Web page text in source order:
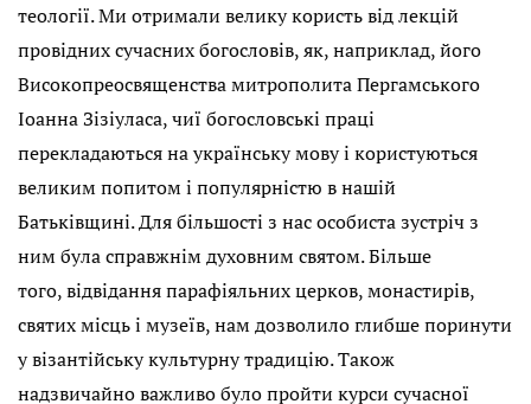
теології. Ми отримали велику користь від лекцій
провідних сучасних богословів, як, наприклад, його
Високопреосвященства митрополита Пергамського
Іоанна Зізіуласа, чиї богословські праці
перекладаються на українську мову і користуються
великим попитом і популярністю в нашій
Батьківщині. Для більшості з нас особиста зустріч з
ним була справжнім духовним святом. Більше
того, відвідання парафіяльних церков, монастирів,
святих місць і музеїв, нам дозволило глибше поринути
у візантійську культурну традицію. Також
надзвичайно важливо було пройти курси сучасної